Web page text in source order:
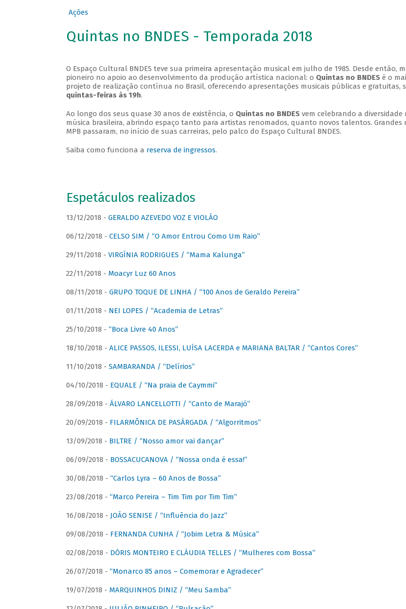
Ações
Quintas no BNDES - Temporada 2018
O Espaço Cultural BNDES teve sua primeira apresentação musical em julho de 1985. Desde então,
pioneiro no apoio ao desenvolvimento da produção artística nacional: o Quintas no BNDESé o
projeto de realização contínua no Brasil, oferecendo apresentações musicais públicas e gratuitas,
quintas-feiras às 19h.
Ao longo dos seus quase 30 anos de existência, o Quintas no BNDESvem celebrando a diversidade
música brasileira, abrindo espaço tanto para artistas renomados, quanto novos talentos. Grandes
MPB passaram, no início de suas carreiras, pelo palco do Espaço Cultural BNDES.
Saiba como funciona a reserva de ingressos.
Espetáculos realizados
13/12/2018 - GERALDO AZEVEDO VOZ E VIOLÃO
06/12/2018 - CELSO SIM / “O Amor Entrou Como Um Raio”
29/11/2018 - VIRGÍNIA RODRIGUES / “Mama Kalunga”
22/11/2018 - Moacyr Luz 60 Anos
08/11/2018 - GRUPO TOQUE DE LINHA / “100 Anos de Geraldo Pereira”
01/11/2018 - NEI LOPES / “Academia de Letras”
25/10/2018 - “Boca Livre 40 Anos”
18/10/2018 - ALICE PASSOS, ILESSI, LUÍSA LACERDA e MARIANA BALTAR / “Cantos Cores”
11/10/2018 - SAMBARANDA / “Delírios”
04/10/2018 - EQUALE / “Na praia de Caymmi”
28/09/2018 - ÁLVARO LANCELLOTTI / “Canto de Marajó”
20/09/2018 - FILARMÔNICA DE PASÁRGADA / “Algorritmos”
13/09/2018 - BILTRE / “Nosso amor vai dançar”
06/09/2018 - BOSSACUCANOVA / “Nossa onda é essa!”
30/08/2018 - “Carlos Lyra – 60 Anos de Bossa”
23/08/2018 - “Marco Pereira – Tim Tim por Tim Tim”
16/08/2018 - JOÃO SENISE / “Influência do Jazz”
09/08/2018 - FERNANDA CUNHA / “Jobim Letra & Música”
02/08/2018 - DÓRIS MONTEIRO E CLÁUDIA TELLES / “Mulheres com Bossa”
26/07/2018 - “Monarco 85 anos – Comemorar e Agradecer”
19/07/2018 - MARQUINHOS DINIZ / “Meu Samba”